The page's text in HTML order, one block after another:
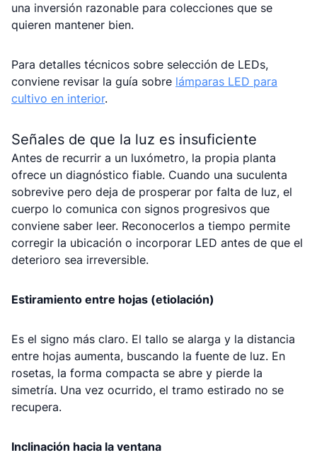
una inversión razonable para colecciones que se
quieren mantener bien.
Para detalles técnicos sobre selección de LEDs,
conviene revisar la guía sobre lámparas LED para
cultivo en interior.
Señales de que la luz es insuficiente
Antes de recurrir a un luxómetro, la propia planta
ofrece un diagnóstico fiable. Cuando una suculenta
sobrevive pero deja de prosperar por falta de luz, el
cuerpo lo comunica con signos progresivos que
conviene saber leer. Reconocerlos a tiempo permite
corregir la ubicación o incorporar LED antes de que el
deterioro sea irreversible.
Estiramiento entre hojas (etiolación)
Es el signo más claro. El tallo se alarga y la distancia
entre hojas aumenta, buscando la fuente de luz. En
rosetas, la forma compacta se abre y pierde la
simetría. Una vez ocurrido, el tramo estirado no se
recupera.
Inclinación hacia la ventana